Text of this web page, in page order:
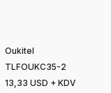
Oukitel
TLFOUKC35-2
13,33 USD + KDV